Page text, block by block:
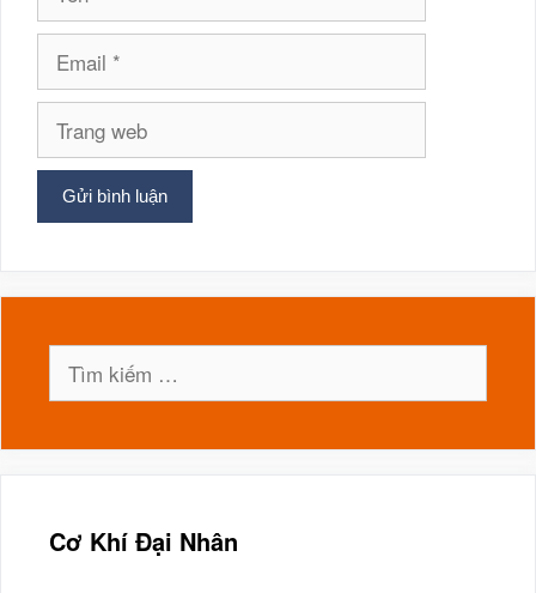
web
kiếm
Cơ Khí Đại Nhân